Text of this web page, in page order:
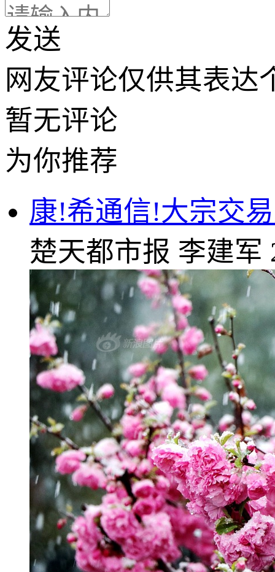
发送
网友评论仅供其表达
暂无评论
为你推荐
康!希通信!大宗交
楚天都市报 李建军